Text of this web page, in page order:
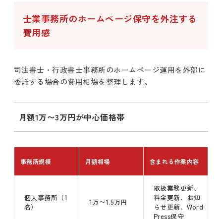
士業事務所のホームページ保守を外注する
費用感
司法書士・行政書士事務所のホームページ運用を外部に
委託する場合の費用相場を整理します。
月額1万〜3万円が中心価格帯
事務所規模 月額相場 含まれる作業内容
個人事務所（1
名）
1万〜1.5万円
取扱業務更新、
料金更新、お知
らせ更新、Word
Press保守